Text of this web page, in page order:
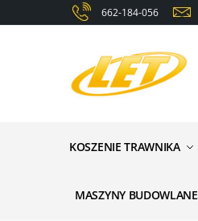
to
to
662-184-056
KOSZENIE TRAWNIKA
MASZYNY BUDOWLANE